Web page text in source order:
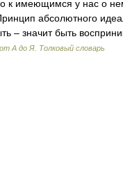
к имеющимся у нас о
абсолютного
– значит быть
А до Я. Толковый словарь